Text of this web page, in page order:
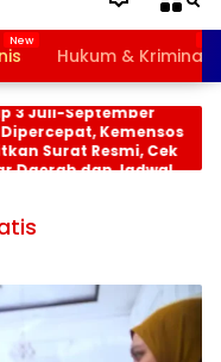
Hukum & Kriminal
dan BPNT
Juli-September
Kemensos
Surat Resmi, Cek
dan Jadwal